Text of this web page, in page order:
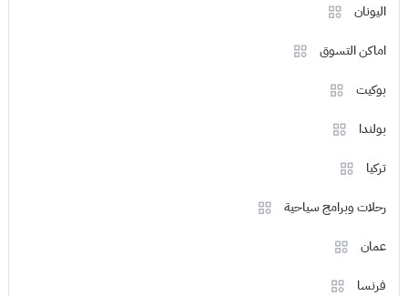
اليونان
اماكن التسوق
بوكيت
بولندا
تركيا
رحلات وبرامج سياحية
عمان
فرنسا